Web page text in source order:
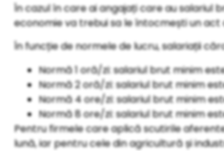
În cazul în care ai angajați care au salariul
economie va trebui sa le întocmești un act
În funcție de normele de lucru, salariații
Normă 1 oră/zi: salariul brut minim
Normă 2 oră/zi: salariul brut minim
Normă 4 ore/zi: salariul brut minim
Normă 8 ore/zi: salariul brut minim
Pentru firmele care aplică scutirile
lună, iar pentru cele din agricultură și